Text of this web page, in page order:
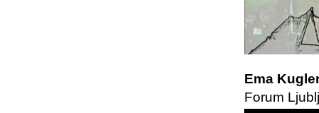
Ema
Forum